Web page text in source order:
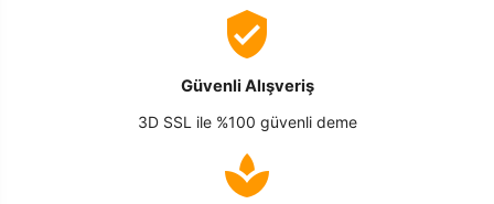
Güvenli Alışveriş
3D SSL ile %100 güvenli deme